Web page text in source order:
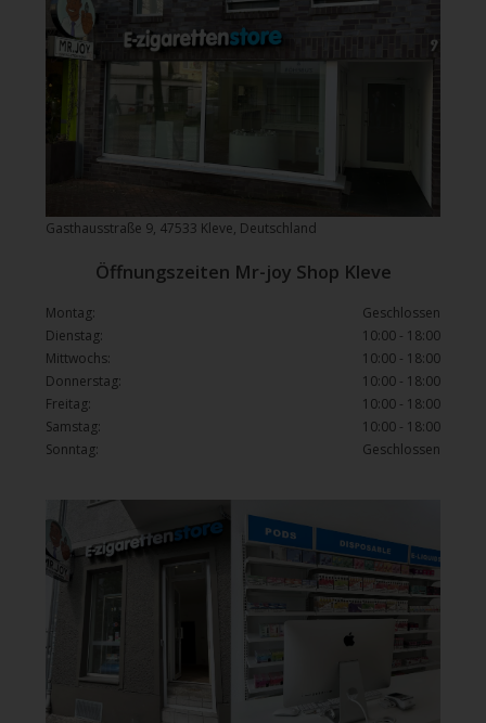
Gasthausstraße 9, 47533 Kleve, Deutschland
Öffnungszeiten Mr-joy Shop Kleve
Montag:
Geschlossen
Dienstag:
10:00 - 18:00
Mittwochs:
10:00 - 18:00
Donnerstag:
10:00 - 18:00
Freitag:
10:00 - 18:00
Samstag:
10:00 - 18:00
Sonntag:
Geschlossen